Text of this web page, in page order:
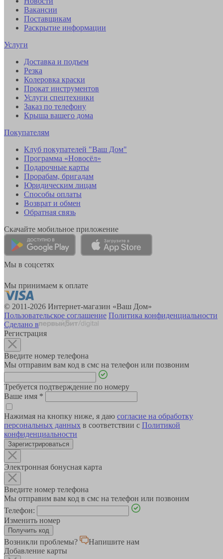
Вакансии
Поставщикам
Раскрытие информации
Услуги
Доставка и подъем
Резка
Колеровка краски
Прокат инструментов
Услуги спецтехники
Заказ по телефону
Крыша вашего дома
Покупателям
Клуб покупателей "Ваш Дом"
Программа «Новосёл»
Подарочные карты
Прорабам, бригадам
Юридическим лицам
Способы оплаты
Возврат и обмен
Обратная связь
Скачайте мобильное приложение
Мы в соцсетях
Мы принимаем к оплате
© 2011-2026 Интернет-магазин «Ваш Дом»
Пользовательское соглашение Политика конфиденциальности
Сделано в
Регистрация
Введите номер телефона
Мы отправим вам код в смс на телефон или позвоним
Требуется подтверждение по номеру
Ваше имя *
Нажимая на кнопку ниже, я даю согласие на обработку
персональных данных в соответствии с Политикой
конфиденциальности
Зарегистрироваться
Электронная бонусная карта
Введите номер телефона
Мы отправим вам код в смс на телефон или позвоним
Телефон:
Изменить номер
Возникли проблемы?
Напишите нам
Добавление карты